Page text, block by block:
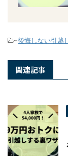
関連記事